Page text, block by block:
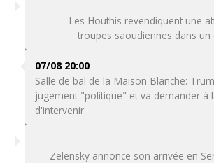
Les Houthis revendiquent une
troupes saoudiennes dans un
07/08 20:00
Salle de bal de la Maison Blanche:
jugement "politique" et va demander à
d'intervenir
Zelensky annonce son arrivée en